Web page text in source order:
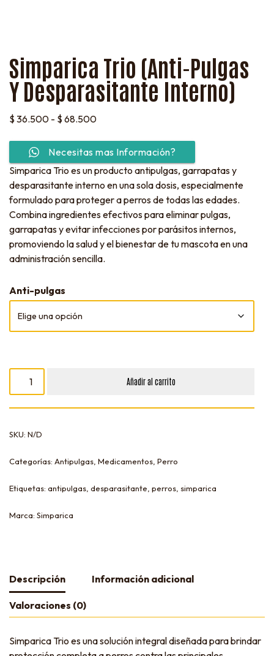
Simparica Trio (Anti-Pulgas
Y Desparasitante Interno)
$ 36.500 - $ 68.500
Necesitas mas Información?
Simparica Trio es un producto antipulgas, garrapatas y
desparasitante interno en una sola dosis, especialmente
formulado para proteger a perros de todas las edades.
Combina ingredientes efectivos para eliminar pulgas,
garrapatas y evitar infecciones por parásitos internos,
promoviendo la salud y el bienestar de tu mascota en una
administración sencilla.
Anti-pulgas
Añadir al carrito
SKU: N/D
Categorías: Antipulgas Medicamentos Perro
Etiquetas: antipulgas desparasitante perros simparica
Marca: Simparica
Descripción Información adicional
Valoraciones (0)
Simparica Trio es una solución integral diseñada para brindar